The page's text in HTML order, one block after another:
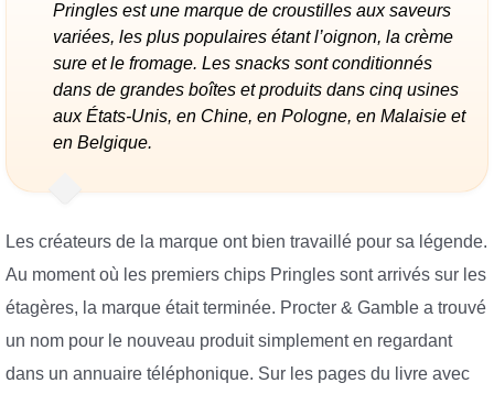
Pringles est une marque de croustilles aux saveurs
variées, les plus populaires étant l’oignon, la crème
sure et le fromage. Les snacks sont conditionnés
dans de grandes boîtes et produits dans cinq usines
aux États-Unis, en Chine, en Pologne, en Malaisie et
en Belgique.
Les créateurs de la marque ont bien travaillé pour sa légende.
Au moment où les premiers chips Pringles sont arrivés sur les
étagères, la marque était terminée. Procter & Gamble a trouvé
un nom pour le nouveau produit simplement en regardant
dans un annuaire téléphonique. Sur les pages du livre avec